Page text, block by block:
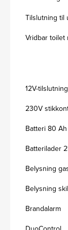
Tilslutning til
Vridbar toilet
12V-
230V
Batteri 80 Ah
Batterilader
Belysning
Belysning
Brandalarm